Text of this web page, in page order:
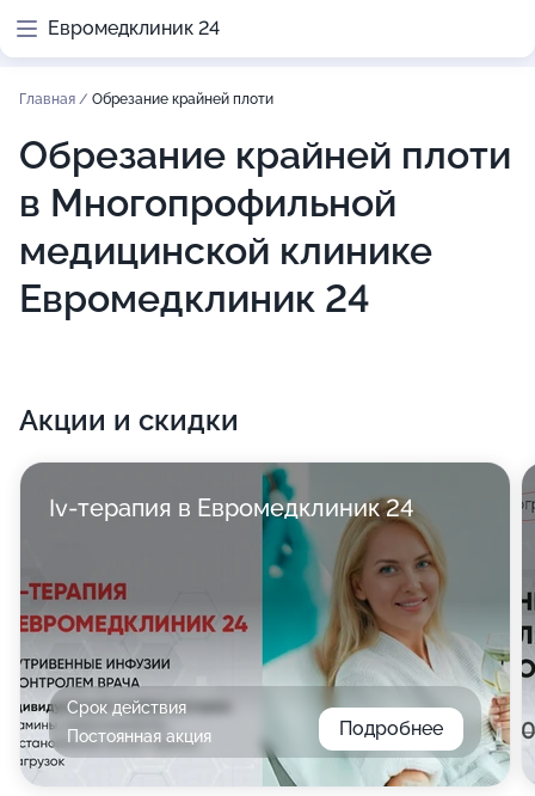
Евромедклиник 24
Главная / Обрезание крайней плоти
Обрезание крайней плоти
в Многопрофильной
медицинской клинике
Евромедклиник 24
Акции и скидки
Iv-терапия в Евромедклиник 24
Срок действия
Постоянная акция
Подробнее